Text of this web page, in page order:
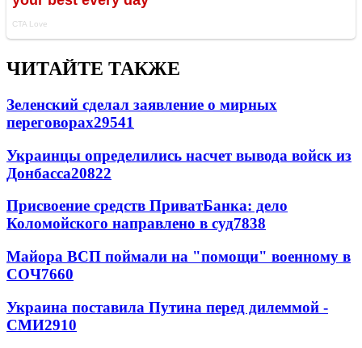
ЧИТАЙТЕ ТАКЖЕ
Зеленский сделал заявление о мирных
переговорах29541
Украинцы определились насчет вывода войск из
Донбасса20822
Присвоение средств ПриватБанка: дело
Коломойского направлено в суд7838
Майора ВСП поймали на "помощи" военному в
СОЧ7660
Украина поставила Путина перед дилеммой -
СМИ2910